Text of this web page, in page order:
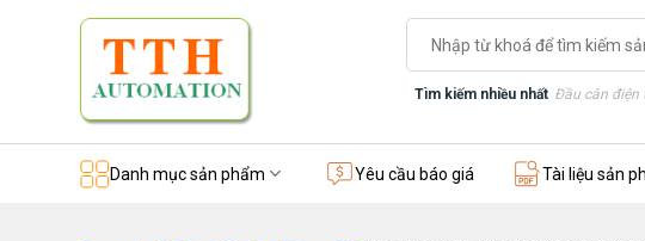
kiếm:
Tìm kiếm nhiều nhất Đầu cân điện
Danh mục sản phẩm Yêu cầu báo giá Tài liệu sản